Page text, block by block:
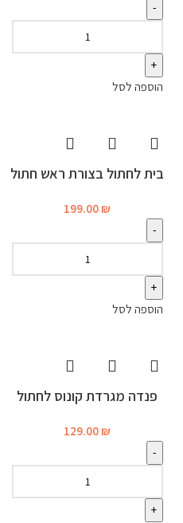
הוספה לסל
בית לחתול בצורת ראש חתול
199.00 ₪
הוספה לסל
פנדה מגרדת קונוס לחתול
129.00 ₪